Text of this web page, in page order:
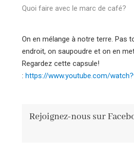
Quoi faire avec le marc de café?
On en mélange à notre terre. Pas
endroit, on saupoudre et on en
Regardez cette capsule!
: https://www.youtube.com/
Rejoignez-nous sur